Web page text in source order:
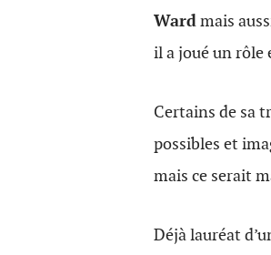
Wardmais
il a joué un rôle
Certains de sa
possibles et
mais ce serait
Déjà lauréat